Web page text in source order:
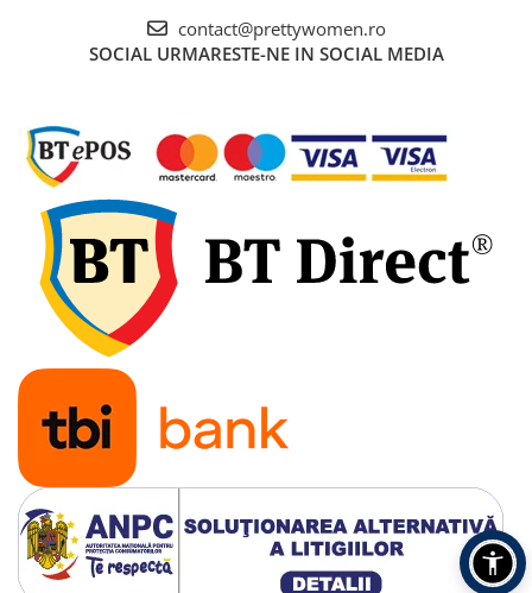
contact@prettywomen.ro
SOCIAL URMARESTE-NE IN SOCIAL MEDIA